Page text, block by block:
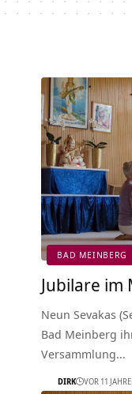
BAD MEINBERG
Jubilare im
Neun Sevakas
Bad Meinberg
Versammlung…
DIRK VOR 11